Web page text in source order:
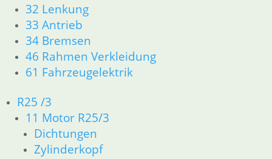
32 Lenkung
33 Antrieb
34 Bremsen
46 Rahmen Verkleidung
61 Fahrzeugelektrik
R25 /3
11 Motor R25/3
Dichtungen
Zylinderkopf
1
2
→
Relais Licht / Fanfare /
Warnblinker
19,75€